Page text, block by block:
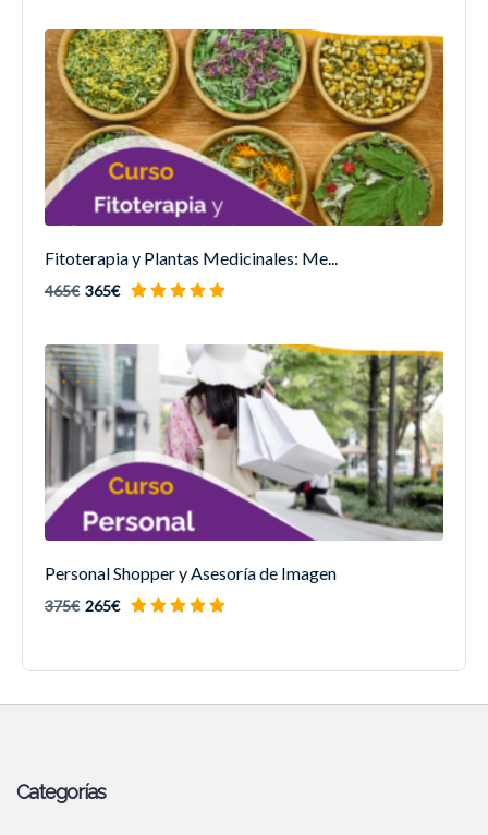
Fitoterapia y Plantas Medicinales: Me...
465€ 365€
Personal Shopper y Asesoría de Imagen
375€ 265€
Categorías